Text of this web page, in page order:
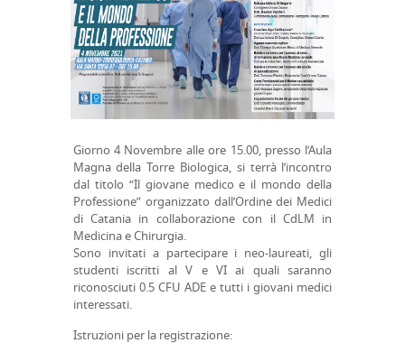
Giorno 4 Novembre alle ore 15.00, presso l’Aula
Magna della Torre Biologica, si terrà l’incontro
dal titolo “Il giovane medico e il mondo della
Professione” organizzato dall’Ordine dei Medici
di Catania in collaborazione con il CdLM in
Medicina e Chirurgia.
Sono invitati a partecipare i neo-laureati, gli
studenti iscritti al V e VI ai quali saranno
riconosciuti 0.5 CFU ADE e tutti i giovani medici
interessati.
Istruzioni per la registrazione: